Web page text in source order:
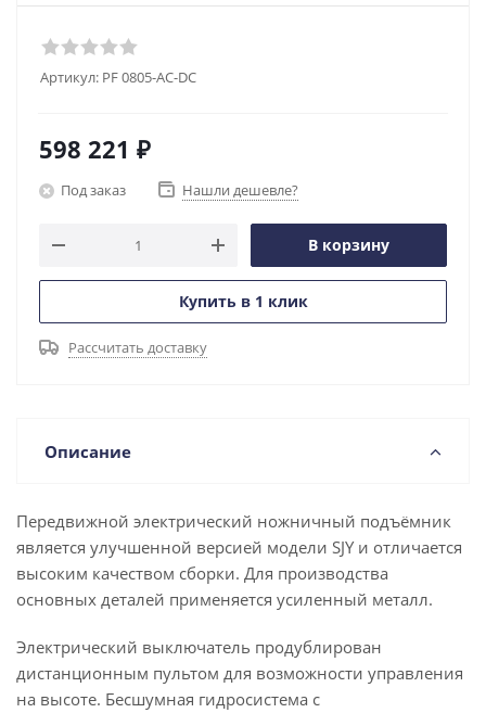
Артикул: PF 0805-AC-DC
598 221 ₽
Под заказ Нашли дешевле?
В корзину
Купить в 1 клик
Рассчитать доставку
Описание
Передвижной электрический ножничный подъёмник
является улучшенной версией модели SJY и отличается
высоким качеством сборки. Для производства
основных деталей применяется усиленный металл.
Электрический выключатель продублирован
дистанционным пультом для возможности управления
на высоте. Бесшумная гидросистема с